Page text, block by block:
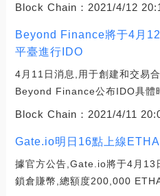
Block Chain： 2021/4/12
Beyond Finance將于4月
平臺進行IDO
4月11日消息,用于創建和交易
Beyond Finance公布IDO具體
Block Chain： 2021/4/11
Gate.io明日16點上線
據官方公告,Gate.io將于4月13
鎖倉賺幣,總額度200,000